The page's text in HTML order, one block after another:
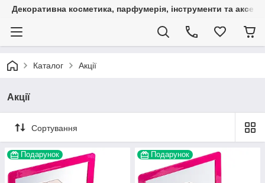
Декоративна косметика, парфумерія, інструменти та
Каталог Акції
Акції
Сортування
Подарунок Подарунок